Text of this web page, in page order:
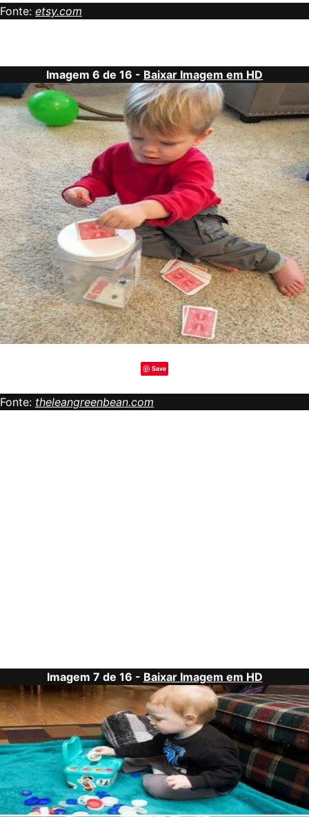
Fonte: etsy.com
Imagem 6 de 16 - Baixar Imagem em HD
Save
Fonte: theleangreenbean.com
Imagem 7 de 16 - Baixar Imagem em HD